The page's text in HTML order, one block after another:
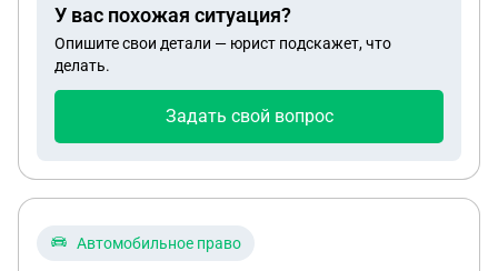
У вас похожая ситуация?
Опишите свои детали — юрист подскажет, что
делать.
Задать свой вопрос
Автомобильное право